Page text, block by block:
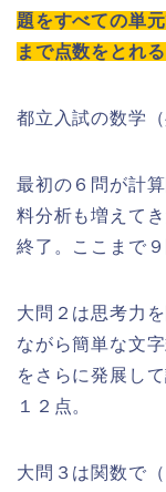
題をすべての単
まで点数をとれ
都立入試の数学
最初の６問が計
料分析も増えて
終了。ここまで
大問２は思考力
ながら簡単な文
をさらに発展し
１２点。
大問３は関数で